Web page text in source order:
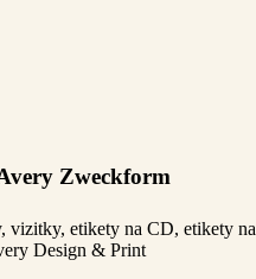
Zweckform
vizitky, etikety na CD, etikety na
Design & Print